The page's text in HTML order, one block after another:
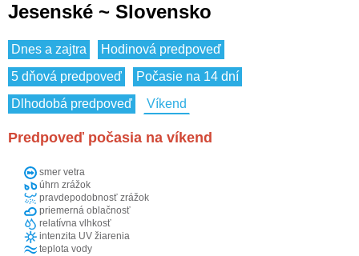
Jesenské ~ Slovensko
Dnes a zajtra
Hodinová predpoveď
5 dňová predpoveď
Počasie na 14 dní
Dlhodobá predpoveď
Víkend
Predpoveď počasia na víkend
smer vetra
úhrn zrážok
pravdepodobnosť zrážok
priemerná oblačnosť
relatívna vlhkosť
intenzita UV žiarenia
teplota vody